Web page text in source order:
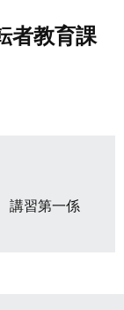
者教育課
習第一係